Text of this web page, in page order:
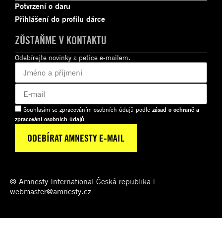
Potvrzení o daru
Přihlášení do profilu dárce
ZŮSTAŇME V KONTAKTU
Odebírejte novinky a petice e-mailem.
Souhlasím se zpracováním osobních údajů podle zásad o ochraně a
zpracování osobních údajů
© Amnesty International Česká republika |
webmaster@amnesty.cz